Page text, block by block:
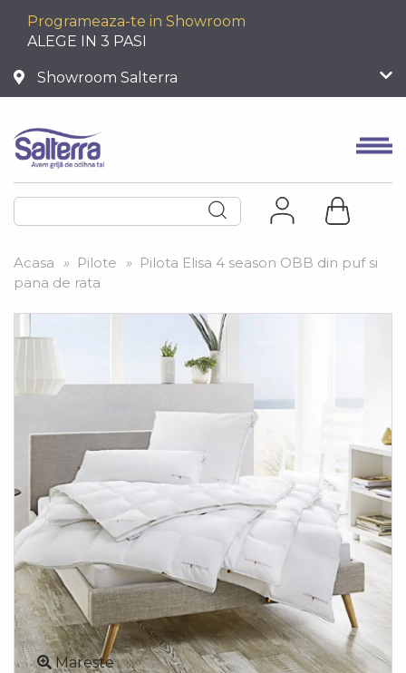
Programeaza-te in Showroom
ALEGE IN 3 PASI
Showroom Salterra
Acasa » Pilote » Pilota Elisa 4 season OBB din puf si
pana de rata
Mareste